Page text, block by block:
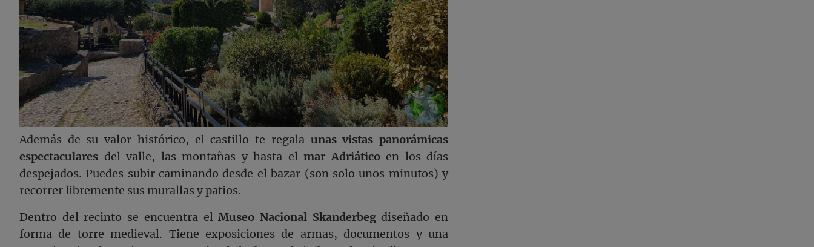
Además de su valor histórico, el castillo te regala unas vistas panorámicas
espectaculares del valle, las montañas y hasta el mar Adriáticoen los días
despejados. Puedes subir caminando desde el bazar (son solo unos minutos) y
recorrer libremente sus murallas y patios.
Dentro del recinto se encuentra elMuseo Nacional Skanderbegdiseñado en
forma de torre medieval. Tiene exposiciones de armas, documentos y una